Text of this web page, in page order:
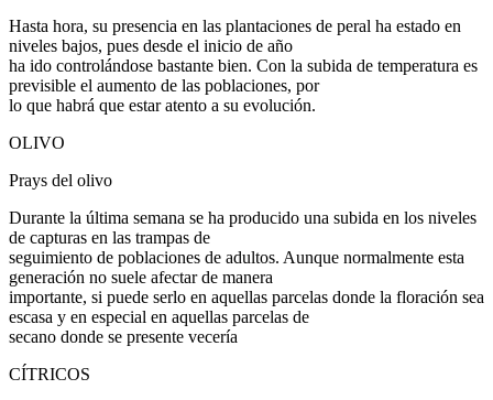
Hasta hora, su presencia en las plantaciones de peral ha estado en
niveles bajos, pues desde el inicio de año
ha ido controlándose bastante bien. Con la subida de temperatura es
previsible el aumento de las poblaciones, por
lo que habrá que estar atento a su evolución.
OLIVO
Prays del olivo
Durante la última semana se ha producido una subida en los niveles
de capturas en las trampas de
seguimiento de poblaciones de adultos. Aunque normalmente esta
generación no suele afectar de manera
importante, si puede serlo en aquellas parcelas donde la floración sea
escasa y en especial en aquellas parcelas de
secano donde se presente vecería
CÍTRICOS